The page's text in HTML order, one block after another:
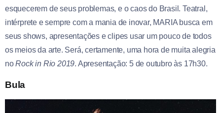
esquecerem de seus problemas, e o caos do Brasil. Teatral,
intérprete e sempre com a mania de inovar, MARIA busca em
seus shows, apresentações e clipes usar um pouco de todos
os meios da arte. Será, certamente, uma hora de muita alegria
noRock in Rio 2019. Apresentação: 5 de outubro às 17h30.
Bula